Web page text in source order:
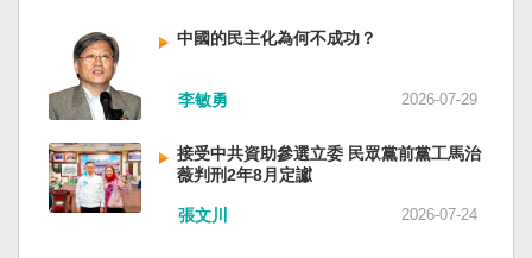
中國的民主化為何不成功？
李敏勇 2026-07-29
接受中共資助參選立委 民眾黨前黨工馬治
薇判刑2年8月定讞
張文川 2026-07-24